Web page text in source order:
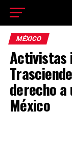
MÉXICO
Activistas
derecho
México